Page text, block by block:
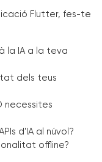
Flutter, fes-te
la IA a la teva
dels teus
necessites
d'IA al núvol?
offline?